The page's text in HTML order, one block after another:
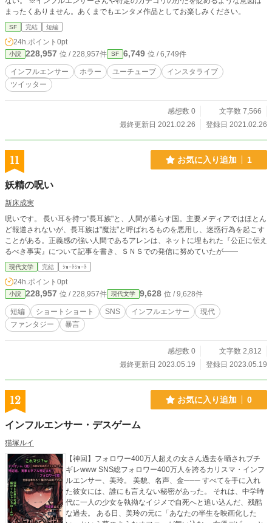
まったくありません。あくまでもエンタメ作品としてお楽しみください。
SF 完結 短編
24h.ポイント 0pt
小説 228,957 位 / 228,957件 SF 6,749 位 / 6,749件
インフルエンサー ホラー ユーチューブ
インスタライブ
ツイッター
感想数 0
文字数 7,566
最終更新日 2021.02.26
登録日 2021.02.26
11 お気に入り追加 1
妖精の呪い
新床成実
呪いです。 長い耳を持つ"長耳族"と、人間が暮らす国。主要メディアではほとん
ど報道されないが、長耳族は"魔法"と呼ばれるものを悪用し、迷惑行為を起こす
ことがある。正義感の強い人間であるアレンは、ネットに埋もれた『公正に伝え
るべき事実』について記事を書き、ＳＮＳでの発信に努めていたが――
現代文学 完結 ｼｮｰﾄｼｮｰﾄ
24h.ポイント 0pt
小説 228,957 位 / 228,957件 現代文学 9,628 位 / 9,628件
短編 ショートショート SNS インフルエンサー
現代
ファンタジー
暴言
感想数 0
文字数 2,812
最終更新日 2023.05.19
登録日 2023.05.19
12 お気に入り追加 0
インフルエンサー・デスゲーム
猫塚ルイ
【神回】フォロワー400万人超えの女さん過去を晒されブチ
ギレwww SNS総フォロワー400万人を誇るカリスマ・インフ
ルエンサー、美玲。 美貌、名声、金─── すべてを手に入れ
た彼女には、誰にも言えない秘密があった。 それは、中学時
代に一人の少女を執拗なイジメで自死へと追い込んだ、残酷
な過去。 ある日、美玲の元に「あなたの半生を映画化した